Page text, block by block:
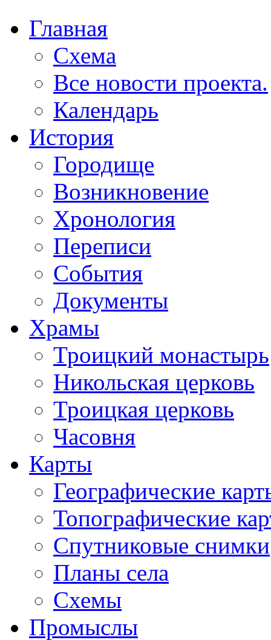
Главная
Схема
Все новости проекта.
Календарь
История
Городище
Возникновение
Хронология
Переписи
События
Документы
Храмы
Троицкий монастырь
Никольская церковь
Троицкая церковь
Часовня
Карты
Географические
Топографические
Спутниковые снимки
Планы села
Схемы
Промыслы